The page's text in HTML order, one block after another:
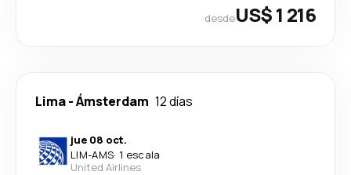
desdeUS$ 1 216
Lima-Ámsterdam 12 días
jue 08 oct.
LIM-AMS· 1 escala
United Airlines